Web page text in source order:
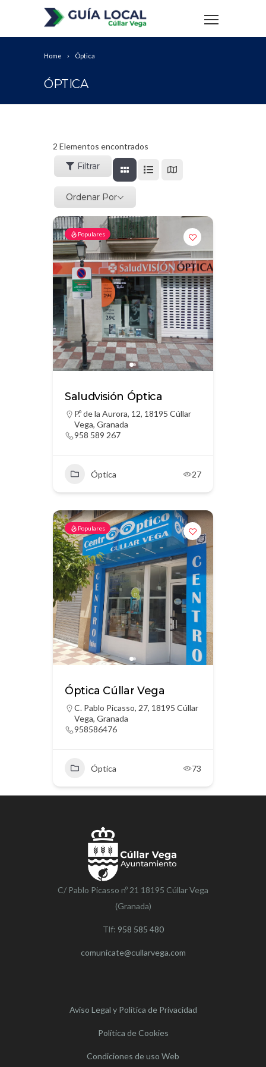
Home Óptica
ÓPTICA
2 Elementos encontrados
Filtrar
Ordenar Por
Populares
Saludvisión Óptica
P.º de la Aurora, 12, 18195 Cúllar
Vega, Granada
958 589 267
Óptica 27
Populares
Óptica Cúllar Vega
C. Pablo Picasso, 27, 18195 Cúllar
Vega, Granada
958586476
Óptica 73
C/ Pablo Picasso nº 21 18195 Cúllar Vega
(Granada)
Tlf: 958 585 480
comunicate@cullarvega.com
Aviso Legal y Política de Privacidad
Política de Cookies
Condiciones de uso Web